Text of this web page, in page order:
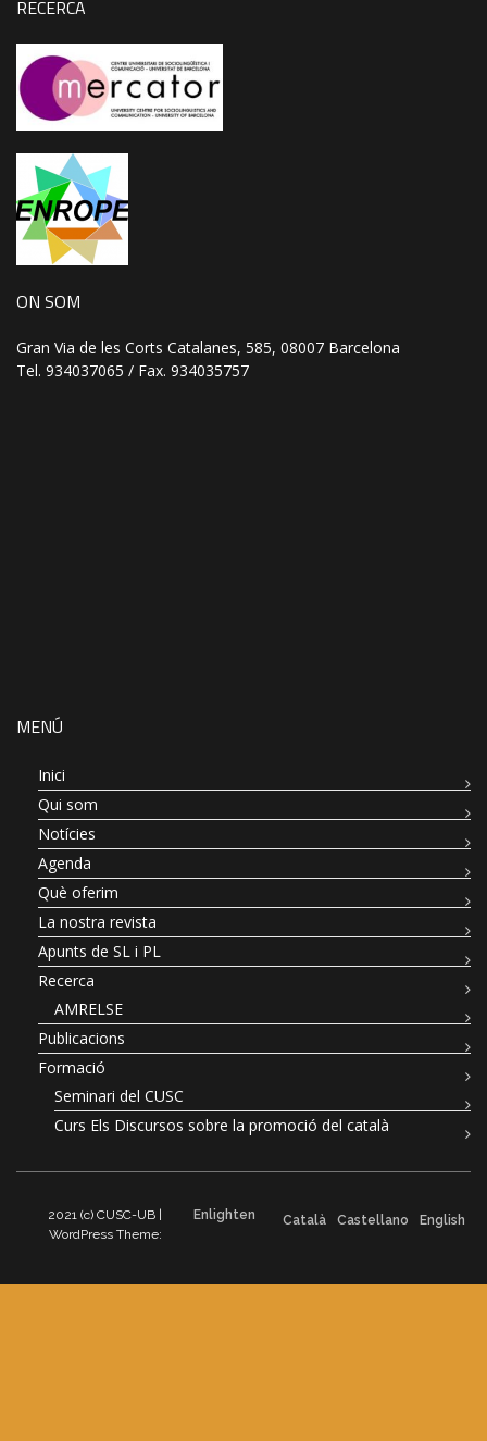
RECERCA
ON SOM
Gran Via de les Corts Catalanes, 585, 08007 Barcelona
Tel. 934037065 / Fax. 934035757
MENÚ
Inici
Qui som
Notícies
Agenda
Què oferim
La nostra revista
Apunts de SL i PL
Recerca
AMRELSE
Publicacions
Formació
Seminari del CUSC
Curs Els Discursos sobre la promoció del català
2021 (c) CUSC-UB |
WordPress Theme:
Enlighten Català Castellano English